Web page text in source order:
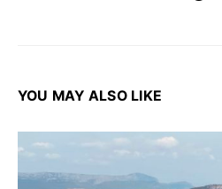
YOU MAY ALSO LIKE